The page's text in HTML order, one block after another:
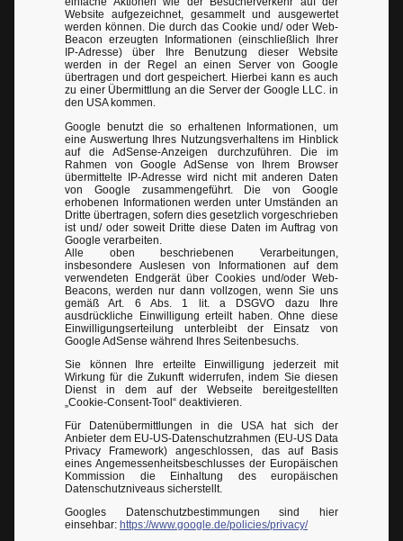
Website aufgezeichnet, gesammelt und ausgewertet
werden können. Die durch das Cookie und/ oder Web-
Beacon erzeugten Informationen (einschließlich Ihrer
IP-Adresse) über Ihre Benutzung dieser Website
werden in der Regel an einen Server von Google
übertragen und dort gespeichert. Hierbei kann es auch
zu einer Übermittlung an die Server der Google LLC. in
den USA kommen.
Google benutzt die so erhaltenen Informationen, um
eine Auswertung Ihres Nutzungsverhaltens im Hinblick
auf die AdSense-Anzeigen durchzuführen. Die im
Rahmen von Google AdSense von Ihrem Browser
übermittelte IP-Adresse wird nicht mit anderen Daten
von Google zusammengeführt. Die von Google
erhobenen Informationen werden unter Umständen an
Dritte übertragen, sofern dies gesetzlich vorgeschrieben
ist und/ oder soweit Dritte diese Daten im Auftrag von
Google verarbeiten.
Alle oben beschriebenen Verarbeitungen,
insbesondere Auslesen von Informationen auf dem
verwendeten Endgerät über Cookies und/oder Web-
Beacons, werden nur dann vollzogen, wenn Sie uns
gemäß Art. 6 Abs. 1 lit. a DSGVO dazu Ihre
ausdrückliche Einwilligung erteilt haben. Ohne diese
Einwilligungserteilung unterbleibt der Einsatz von
Google AdSense während Ihres Seitenbesuchs.
Sie können Ihre erteilte Einwilligung jederzeit mit
Wirkung für die Zukunft widerrufen, indem Sie diesen
Dienst in dem auf der Webseite bereitgestellten
„Cookie-Consent-Tool“ deaktivieren.
Für Datenübermittlungen in die USA hat sich der
Anbieter dem EU-US-Datenschutzrahmen (EU-US Data
Privacy Framework) angeschlossen, das auf Basis
eines Angemessenheitsbeschlusses der Europäischen
Kommission die Einhaltung des europäischen
Datenschutzniveaus sicherstellt.
Googles Datenschutzbestimmungen sind hier
einsehbar: https://www.google.de/policies/privacy/